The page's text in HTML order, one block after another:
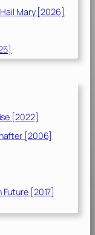
Mary [2026]
[2022]
[2006]
Future [2017]